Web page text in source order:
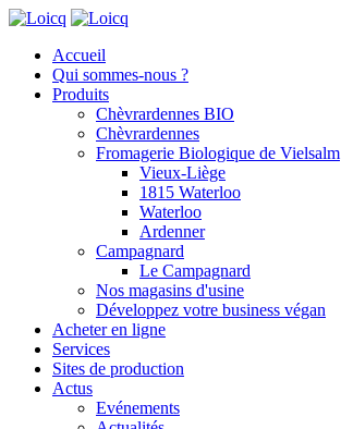
Accueil
Qui sommes-nous ?
Produits
Chèvrardennes BIO
Chèvrardennes
Fromagerie Biologique de Vielsalm
Vieux-Liège
1815 Waterloo
Waterloo
Ardenner
Campagnard
Le Campagnard
Nos magasins d'usine
Développez votre business végan
Acheter en ligne
Services
Sites de production
Actus
Evénements